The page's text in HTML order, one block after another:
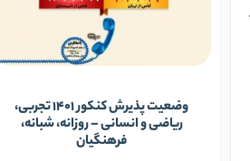
وضعیت پذیرش کنکور 1401 تجربی،
ریاضی و انسانی – روزانه، شبانه،
فرهنگیان